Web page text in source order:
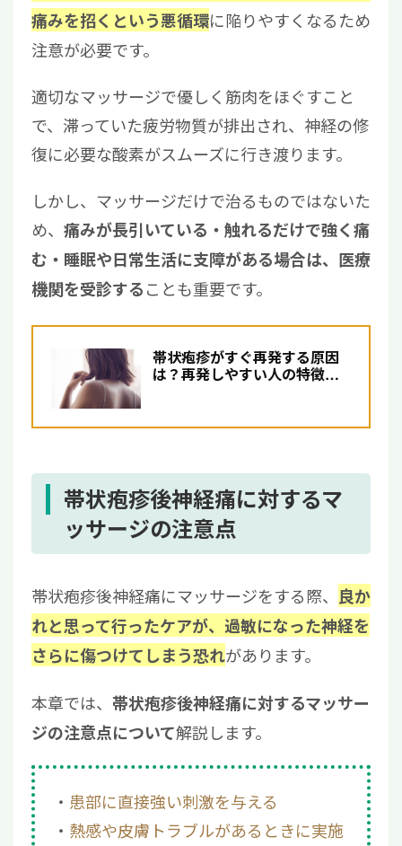
痛みを招くという悪循環に陥りやすくなるため
注意が必要です。
適切なマッサージで優しく筋肉をほぐすこと
で、滞っていた疲労物質が排出され、神経の修
復に必要な酸素がスムーズに行き渡ります。
しかし、マッサージだけで治るものではないた
め、 痛みが長引いている・触れるだけで強く痛
む・睡眠や日常生活に支障がある場合は、医療
機関を受診することも重要です。
帯状疱疹がすぐ再発する原因
は？再発しやすい人の特徴や
帯状疱疹後神経痛に対するマ
ッサージの注意点
帯状疱疹後神経痛にマッサージをする際、 良か
れと思って行ったケアが、過敏になった神経を
さらに傷つけてしまう恐れがあります。
本章では、 帯状疱疹後神経痛に対するマッサー
ジの注意点について解説します。
患部に直接強い刺激を与える
熱感や皮膚トラブルがあるときに実施